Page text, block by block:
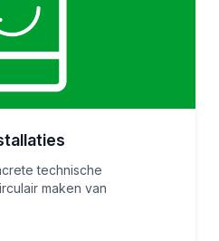
technische
maken van